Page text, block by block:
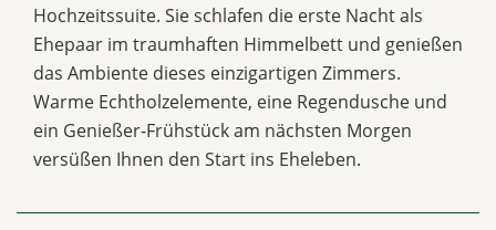
Hochzeitssuite. Sie schlafen die erste Nacht als
Ehepaar im traumhaften Himmelbett und genießen
das Ambiente dieses einzigartigen Zimmers.
Warme Echtholzelemente, eine Regendusche und
ein Genießer-Frühstück am nächsten Morgen
versüßen Ihnen den Start ins Eheleben.